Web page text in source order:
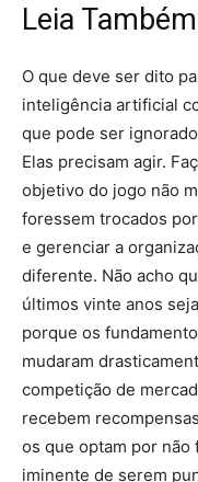
Leia Também
O que deve ser dito
inteligência artificial
que pode ser
Elas precisam agir.
objetivo do jogo não
foressem trocados
e gerenciar a
diferente. Não acho
últimos vinte anos
porque os
mudaram
competição de
recebem
os que optam por não
iminente de serem